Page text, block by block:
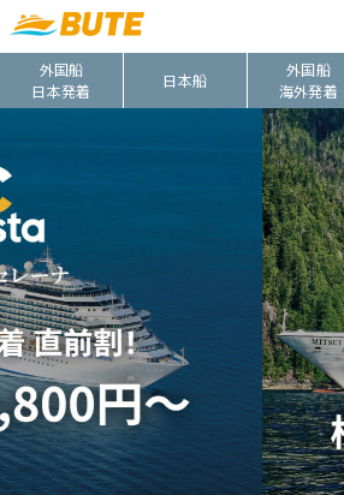
外国船
日本発着
日本船
外国船
海外発着